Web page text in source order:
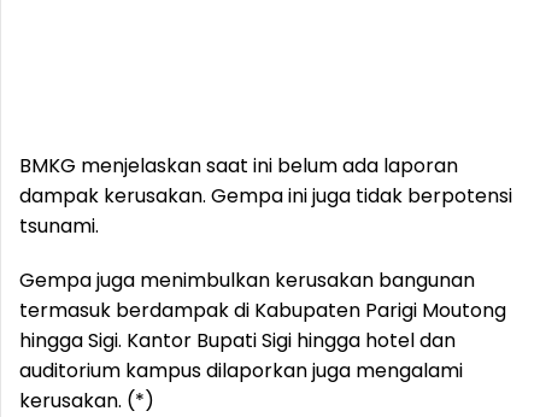
BMKG menjelaskan saat ini belum ada laporan
dampak kerusakan. Gempa ini juga tidak berpotensi
tsunami.
Gempa juga menimbulkan kerusakan bangunan
termasuk berdampak di Kabupaten Parigi Moutong
hingga Sigi. Kantor Bupati Sigi hingga hotel dan
auditorium kampus dilaporkan juga mengalami
kerusakan. (*)